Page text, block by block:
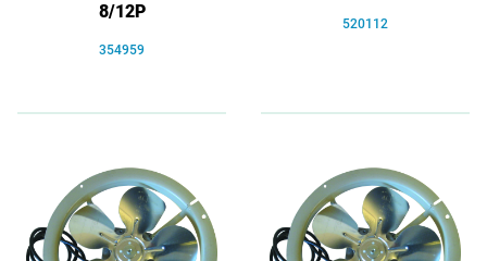
8/12P
354959
520112